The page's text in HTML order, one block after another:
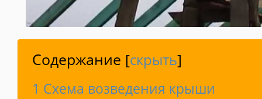
Содержание [скрыть]
1 Схема возведения крыши